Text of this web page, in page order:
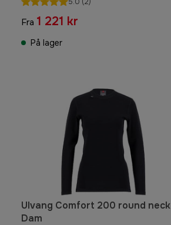
5.0 (2)
Fra 1 221 kr
På lager
Ulvang Comfort 200 round neck
Dam